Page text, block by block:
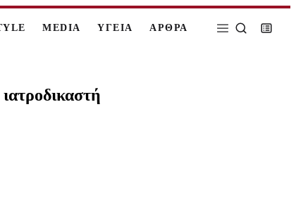
MEDIA ΥΓΕΙΑ ΑΡΘΡΑ